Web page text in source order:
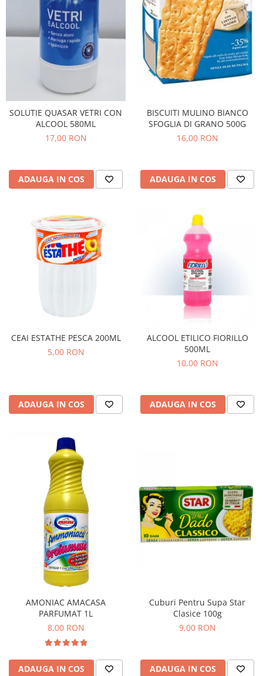
Bere italiana
Vinuri italiene
Bauturi aperitive, alcoolice
Apa italiana
Panettone cozonac italian,
Pandoro si Balocco
Produse fara gluten
Produse de patiserie
SOLUTIE QUASAR VETRI CON
ALCOOL 580ML
17,00 RON
ADAUGA IN COS
BISCUITI MULINO BIANCO
SFOGLIA DI GRANO 500G
16,00 RON
ADAUGA IN COS
CEAI ESTATHE PESCA 200ML
5,00 RON
ADAUGA IN COS
ALCOOL ETILICO FIORILLO
500ML
10,00 RON
ADAUGA IN COS
AMONIAC AMACASA
PARFUMAT 1L
8,00 RON
ADAUGA IN COS
Cuburi Pentru Supa Star
Clasice 100g
9,00 RON
ADAUGA IN COS